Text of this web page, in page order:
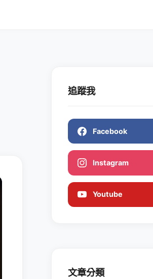
追蹤我
Facebook
Instagram
Youtube
文章分類